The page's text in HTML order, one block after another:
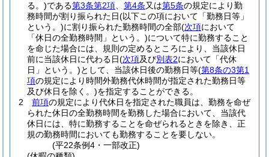
る。)である第3条第2項 第4条又は第5条の規定により勤
務時間が割り振られた日(以下この項において「勤務日等」
という。)に割り振られた勤務時間の全部(次項において
「休日の全勤務時間」という。)について特に勤務すること
を命じた場合には、規則の定めるところにより、当該休日
前に当該休日に代わる日(次項及び別表2において「代休
日」という。)として、当該休日後の勤務日等(第8条の3第1
項の規定により時間外勤務代休時間が指定された勤務日等
及び休日を除く。)を指定することができる。
2
前項の規定により代休日を指定された職員は、勤務を命ぜ
られた休日の全勤務時間を勤務した場合において、当該代
休日には、特に勤務することを命ぜられるときを除き、正
規の勤務時間においても勤務することを要しない。
(平22条例4・一部改正)